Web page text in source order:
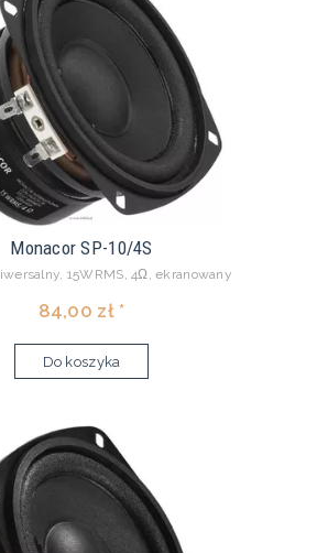
Monacor SP-10/4S
15WRMS, 4Ω, ekranowany
84,00 zł *
Do koszyka